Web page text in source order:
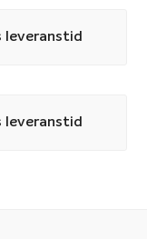
leveranstid
leveranstid